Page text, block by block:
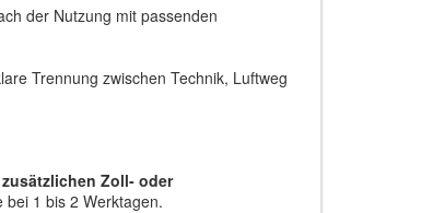
der Nutzung mit passenden
Trennung zwischen Technik, Luftweg
Zoll- oder
1 bis 2 Werktagen.